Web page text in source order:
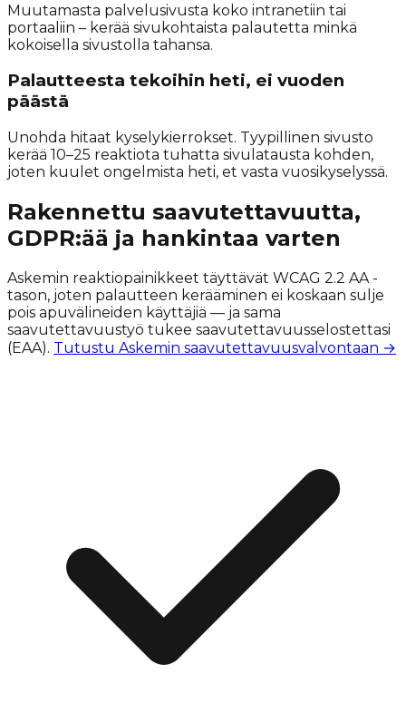
Muutamasta palvelusivusta koko intranetiin tai
portaaliin – kerää sivukohtaista palautetta minkä
kokoisella sivustolla tahansa.
Palautteesta tekoihin heti, ei vuoden
päästä
Unohda hitaat kyselykierrokset. Tyypillinen sivusto
kerää 10–25 reaktiota tuhatta sivulatausta kohden,
joten kuulet ongelmista heti, et vasta vuosikyselyssä.
Rakennettu saavutettavuutta,
GDPR:ää ja hankintaa varten
Askemin reaktiopainikkeet täyttävät WCAG 2.2 AA -
tason, joten palautteen kerääminen ei koskaan sulje
pois apuvälineiden käyttäjiä — ja sama
saavutettavuustyö tukee saavutettavuusselostettasi
(EAA). Tutustu Askemin saavutettavuusvalvontaan →